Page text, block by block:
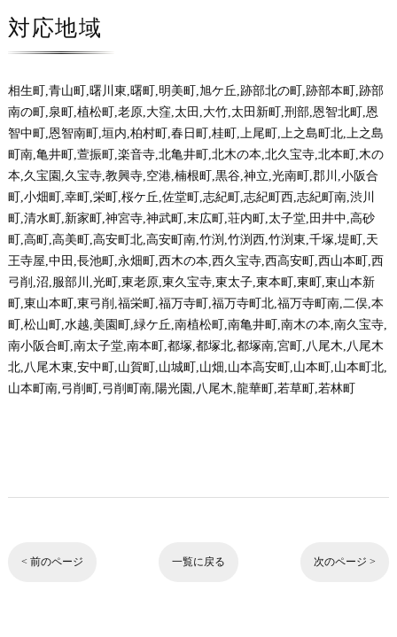
対応地域
相生町,青山町,曙川東,曙町,明美町,旭ケ丘,跡部北の町,跡部本町,跡部
南の町,泉町,植松町,老原,大窪,太田,大竹,太田新町,刑部,恩智北町,恩
智中町,恩智南町,垣内,柏村町,春日町,桂町,上尾町,上之島町北,上之島
町南,亀井町,萱振町,楽音寺,北亀井町,北木の本,北久宝寺,北本町,木の
本,久宝園,久宝寺,教興寺,空港,楠根町,黒谷,神立,光南町,郡川,小阪合
町,小畑町,幸町,栄町,桜ケ丘,佐堂町,志紀町,志紀町西,志紀町南,渋川
町,清水町,新家町,神宮寺,神武町,末広町,荘内町,太子堂,田井中,高砂
町,高町,高美町,高安町北,高安町南,竹渕,竹渕西,竹渕東,千塚,堤町,天
王寺屋,中田,長池町,永畑町,西木の本,西久宝寺,西高安町,西山本町,西
弓削,沼,服部川,光町,東老原,東久宝寺,東太子,東本町,東町,東山本新
町,東山本町,東弓削,福栄町,福万寺町,福万寺町北,福万寺町南,二俣,本
町,松山町,水越,美園町,緑ケ丘,南植松町,南亀井町,南木の本,南久宝寺,
南小阪合町,南太子堂,南本町,都塚,都塚北,都塚南,宮町,八尾木,八尾木
北,八尾木東,安中町,山賀町,山城町,山畑,山本高安町,山本町,山本町北,
山本町南,弓削町,弓削町南,陽光園,八尾木,龍華町,若草町,若林町
< 前のページ 一覧に戻る 次のページ >